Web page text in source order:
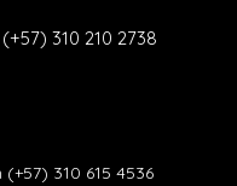
(+57) 310 210 2738
(+57) 310 615 4536